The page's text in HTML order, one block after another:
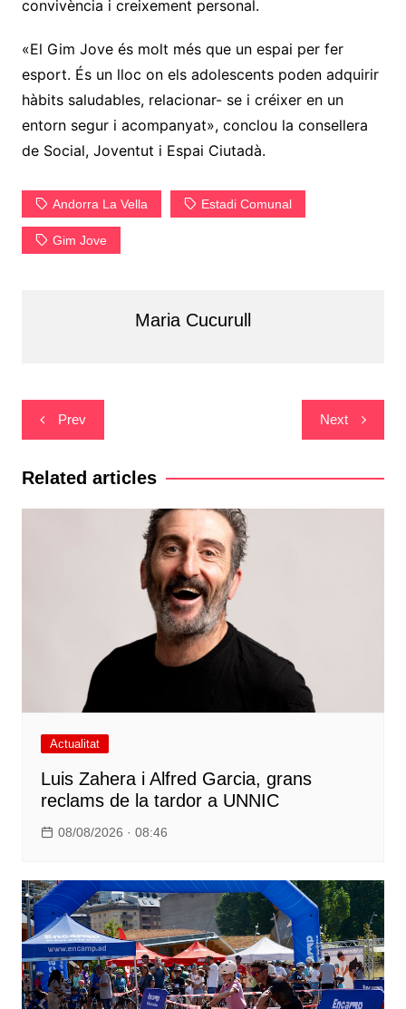
convivència i creixement personal.
«El Gim Jove és molt més que un espai per fer
esport. És un lloc on els adolescents poden adquirir
hàbits saludables, relacionar- se i créixer en un
entorn segur i acompanyat», conclou la consellera
de Social, Joventut i Espai Ciutadà.
Andorra La Vella Estadi Comunal
Gim Jove
Maria Cucurull
Navegació
d'entrades
Prev Next
Related articles
Actualitat
Luis Zahera i Alfred Garcia, grans
reclams de la tardor a UNNIC
08/08/2026 · 08:46